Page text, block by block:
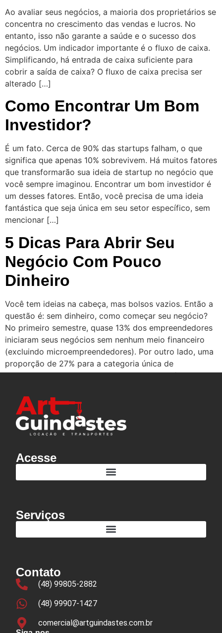
Ao avaliar seus negócios, a maioria dos proprietários se
concentra no crescimento das vendas e lucros. No
entanto, isso não garante a saúde e o sucesso dos
negócios. Um indicador importante é o fluxo de caixa.
Simplificando, há entrada de caixa suficiente para
cobrir a saída de caixa? O fluxo de caixa precisa ser
alterado […]
Como Encontrar Um Bom
Investidor?
É um fato. Cerca de 90% das startups falham, o que
significa que apenas 10% sobrevivem. Há muitos fatores
que transformarão sua ideia de startup no negócio que
você sempre imaginou. Encontrar um bom investidor é
um desses fatores. Então, você precisa de uma ideia
fantástica que seja única em seu setor específico, sem
mencionar […]
5 Dicas Para Abrir Seu
Negócio Com Pouco
Dinheiro
Você tem ideias na cabeça, mas bolsos vazios. Então a
questão é: sem dinheiro, como começar seu negócio?
No primeiro semestre, quase 13% dos empreendedores
iniciaram seus negócios sem nenhum meio financeiro
(excluindo microempreendedores). Por outro lado, uma
proporção de 27% para a categoria única de
empreendedores individuais. Como eles, você quer
Acesse
Serviços
Contato
(48) 99805-2882
(48) 99907-1427
comercial@artguindastes.com.br